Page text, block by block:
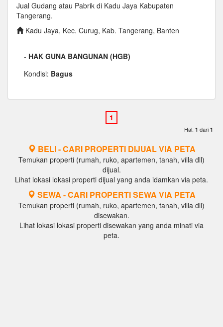
Jual Gudang atau Pabrik di Kadu Jaya Kabupaten
Tangerang.
Kadu Jaya, Kec. Curug, Kab. Tangerang, Banten
- HAK GUNA BANGUNAN (HGB)
Kondisi: Bagus
Hal. 1 dari 1
BELI - CARI PROPERTI DIJUAL VIA PETA
Temukan properti (rumah, ruko, apartemen, tanah, villa dll)
dijual.
Lihat lokasi lokasi properti dijual yang anda idamkan via peta.
SEWA - CARI PROPERTI SEWA VIA PETA
Temukan properti (rumah, ruko, apartemen, tanah, villa dll)
disewakan.
Lihat lokasi lokasi properti disewakan yang anda minati via
peta.